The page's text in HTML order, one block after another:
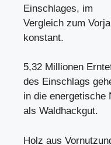
Einschlages, im
Vergleich zum
konstant.
5,32 Millionen
des Einschlags
in die energetische
als Waldhackgut.
Holz aus